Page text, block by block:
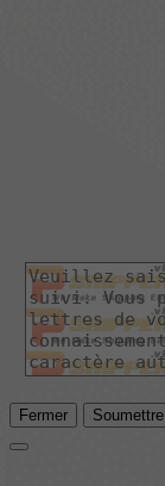
Fermer Soumettre